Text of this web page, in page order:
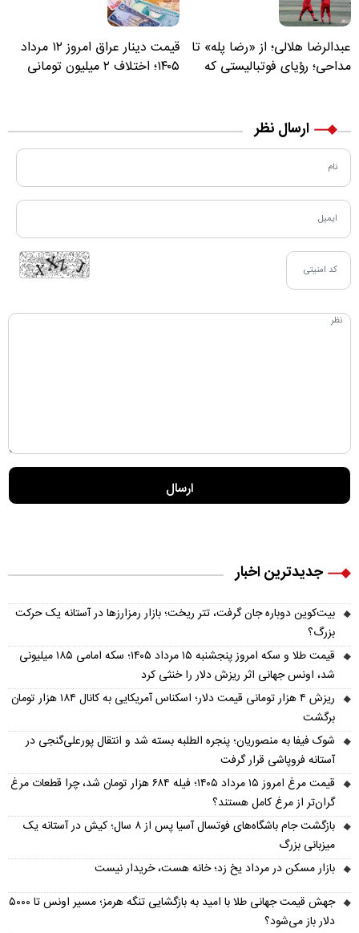
عبدالرضا هلالی؛ از «رضا پله» تا
مداحی؛ رؤیای فوتبالیستی که
قیمت دینار عراق امروز ۱۲ مرداد
۱۴۰۵؛ اختلاف ۲ میلیون تومانی
ارسال نظر
جدیدترین اخبار
بیت‌کوین دوباره جان گرفت، تتر ریخت؛ بازار رمزارزها در آستانه یک حرکت
بزرگ؟
قیمت طلا و سکه امروز پنجشنبه ۱۵ مرداد ۱۴۰۵؛ سکه امامی ۱۸۵ میلیونی
شد، اونس جهانی اثر ریزش دلار را خنثی کرد
ریزش ۴ هزار تومانی قیمت دلار؛ اسکناس آمریکایی به کانال ۱۸۴ هزار تومان
برگشت
شوک فیفا به منصوریان؛ پنجره الطلبه بسته شد و انتقال پورعلی‌گنجی در
آستانه فروپاشی قرار گرفت
قیمت مرغ امروز ۱۵ مرداد ۱۴۰۵؛ فیله ۶۸۴ هزار تومان شد، چرا قطعات مرغ
گران‌تر از مرغ کامل هستند؟
بازگشت جام باشگاه‌های فوتسال آسیا پس از ۸ سال؛ کیش در آستانه یک
میزبانی بزرگ
بازار مسکن در مرداد یخ زد؛ خانه هست، خریدار نیست
جهش قیمت جهانی طلا با امید به بازگشایی تنگه هرمز؛ مسیر اونس تا ۵۰۰۰
دلار باز می‌شود؟